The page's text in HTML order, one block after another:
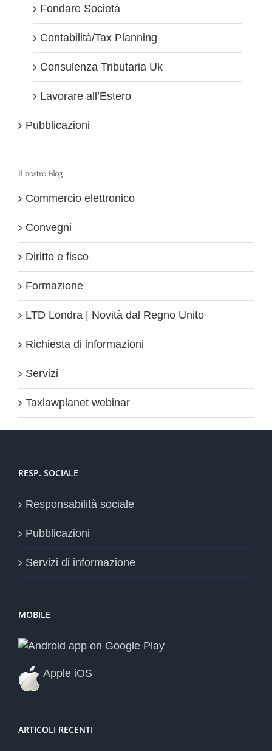
Fondare Società
Contabilità/Tax Planning
Consulenza Tributaria Uk
Lavorare all’Estero
Pubblicazioni
Il nostro Blog
Commercio elettronico
Convegni
Diritto e fisco
Formazione
LTD Londra | Novità dal Regno Unito
Richiesta di informazioni
Servizi
Taxlawplanet webinar
RESP. SOCIALE
Responsabilità sociale
Pubblicazioni
Servizi di informazione
MOBILE
Apple iOS
ARTICOLI RECENTI